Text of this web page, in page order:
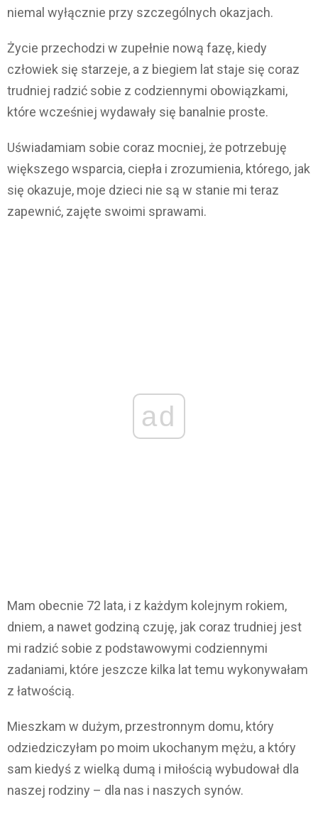
niemal wyłącznie przy szczególnych okazjach.
Życie przechodzi w zupełnie nową fazę, kiedy
człowiek się starzeje, a z biegiem lat staje się coraz
trudniej radzić sobie z codziennymi obowiązkami,
które wcześniej wydawały się banalnie proste.
Uświadamiam sobie coraz mocniej, że potrzebuję
większego wsparcia, ciepła i zrozumienia, którego, jak
się okazuje, moje dzieci nie są w stanie mi teraz
zapewnić, zajęte swoimi sprawami.
ad
Mam obecnie 72 lata, i z każdym kolejnym rokiem,
dniem, a nawet godziną czuję, jak coraz trudniej jest
mi radzić sobie z podstawowymi codziennymi
zadaniami, które jeszcze kilka lat temu wykonywałam
z łatwością.
Mieszkam w dużym, przestronnym domu, który
odziedziczyłam po moim ukochanym mężu, a który
sam kiedyś z wielką dumą i miłością wybudował dla
naszej rodziny – dla nas i naszych synów.